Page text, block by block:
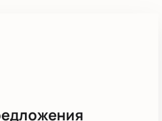
лучшие места на
подскажет подходящие